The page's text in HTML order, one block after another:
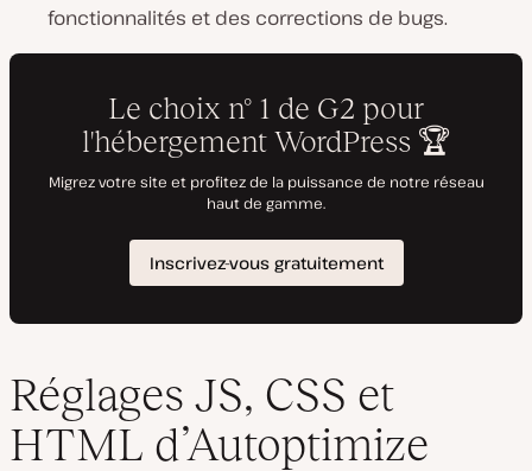
fonctionnalités et des corrections de bugs.
Réglages JS, CSS et
HTML d’Autoptimize